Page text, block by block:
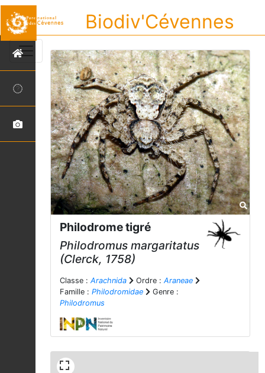
Biodiv'Cévennes
Philodrome tigré
Philodromus margaritatus
(Clerck, 1758)
Classe : Arachnida Ordre : Araneae
Famille : Philodromidae
Genre :
Philodromus